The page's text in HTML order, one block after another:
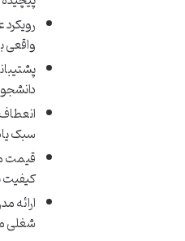
واقعی
سبک
قیمت
کیفیت
ارائه
شغلی